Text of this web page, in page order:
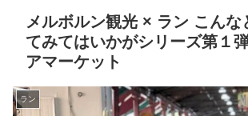
メルボルン観光 × ラン こんな
てみてはいかがシリーズ第１
アマーケット
ラン